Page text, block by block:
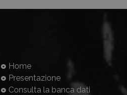
Home
Presentazione
Consulta la banca dati